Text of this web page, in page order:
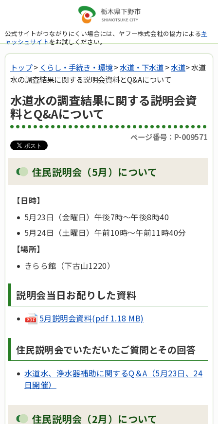
公式サイトがつながりにくい場合には、ヤフー株式会社の協力によるキ
ャッシュサイトをお試しください。
トップ> くらし・手続き・環境>水道・下水道>水道> 水道
水の調査結果に関する説明会資料とQ&Aについて
水道水の調査結果に関する説明会資
料とQ&Aについて
ページ番号：P-009571
住民説明会（5月）について
【日時】
5月23日（金曜日）午後7時～午後8時40
5月24日（土曜日）午前10時～午前11時40分
【場所】
きらら館（下古山1220）
説明会当日お配りした資料
5月説明会資料(pdf 1.18 MB)
住民説明会でいただいたご質問とその回答
水道水、浄水器補助に関するQ＆A（5月23日、24
日開催）
住民説明会（2月）について